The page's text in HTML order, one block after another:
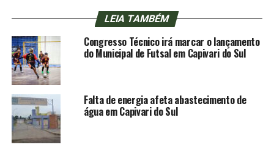
LEIA TAMBÉM
Congresso Técnico irá marcar o lançamento
do Municipal de Futsal em Capivari do Sul
Falta de energia afeta abastecimento de
água em Capivari do Sul